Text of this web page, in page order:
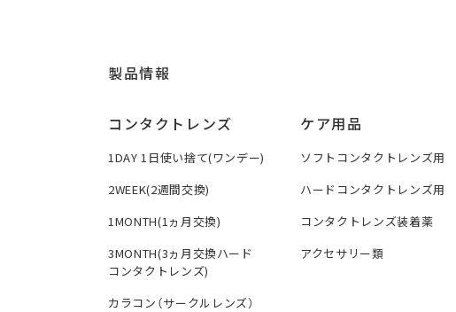
製品情報
コンタクトレンズ
1DAY 1日使い捨て(ワンデー)
2WEEK(2週間交換)
1MONTH(1ヵ月交換)
3MONTH(3ヵ月交換ハード
コンタクトレンズ)
カラコン（サークルレンズ）
ケア用品
ソフトコンタクトレンズ用
ハードコンタクトレンズ用
コンタクトレンズ装着薬
アクセサリー類